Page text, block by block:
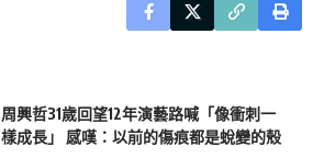
周興哲31歲回望12年演藝路喊「像衝刺一
樣成長」 感嘆：以前的傷痕都是蛻變的殼